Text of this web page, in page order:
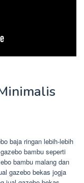
baja ringan lebih-lebih
bambu seperti
bambu malang dan
gazebo bekas jogja